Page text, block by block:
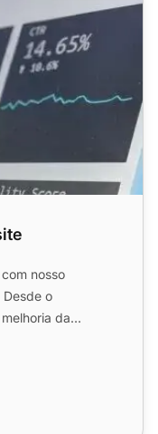
nosso
o
da